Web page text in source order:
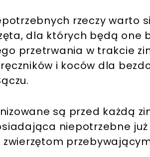
rzeczy warto
dla których będą one
przetrwania w trakcie
i koców dla
są przed każdą
niepotrzebne już